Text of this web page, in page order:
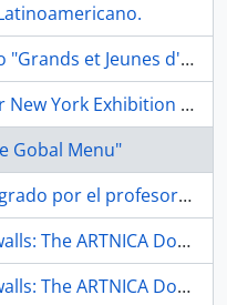
et Jeunes d'Aujourd'hui".
Exhibition of Original Prints"
Gobal Menu"
Téllez en taller de arte visual.
ARTNICA Donation. Folleto
ARTNICA Donation. Folleto